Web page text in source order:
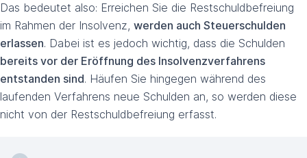
Das bedeutet also: Erreichen Sie die Restschuldbefreiung
im Rahmen der Insolvenz, werden auch Steuerschulden
erlassen. Dabei ist es jedoch wichtig, dass die Schulden
bereits vor der Eröffnung des Insolvenzverfahrens
entstanden sind. Häufen Sie hingegen während des
laufenden Verfahrens neue Schulden an, so werden diese
nicht von der Restschuldbefreiung erfasst.